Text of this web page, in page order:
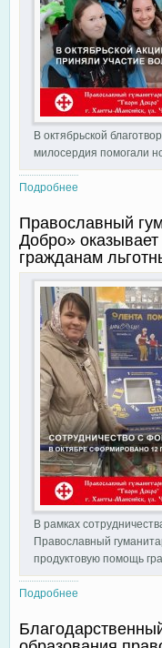
В октябрьской
милосердия помогали
Подробнее
акция.
Православный
Добро»
гражданам
В рамках
Православный
продуктовую помощь
Подробнее
категорий.